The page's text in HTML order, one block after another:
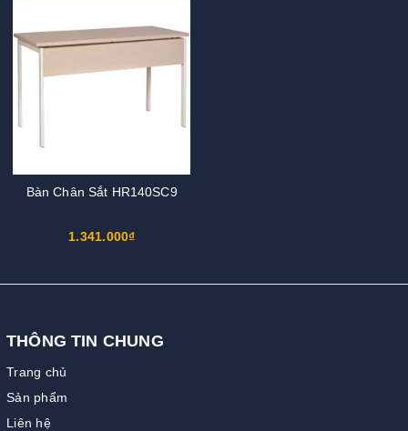
Bàn Chân Sắt HR140SC9
1.341.000₫
THÔNG TIN CHUNG
Trang chủ
Sản phẩm
Liên hệ